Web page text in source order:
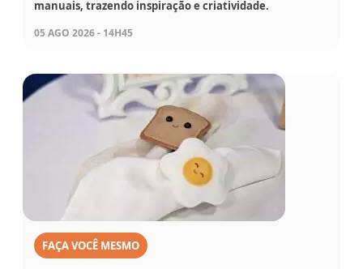
manuais, trazendo inspiração e criatividade.
05 AGO 2026 - 14H45
FAÇA VOCÊ MESMO